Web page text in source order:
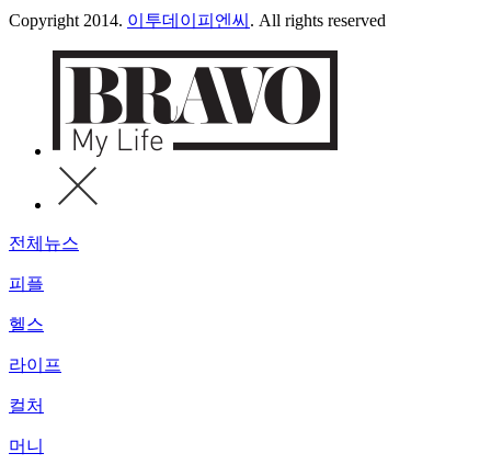
Copyright 2014. 이투데이피엔씨 . All rights reserved
전체뉴스
피플
헬스
라이프
컬처
머니